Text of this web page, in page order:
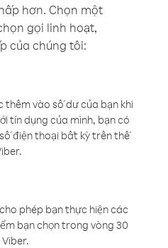
hơn. Chọn một
gọi linh hoạt,
của chúng tôi:
thêm vào số dư của bạn khi
tín dụng của mình, bạn có
điện thoại bất kỳ trên thế
phép bạn thực hiện các
bạn chọn trong vòng 30